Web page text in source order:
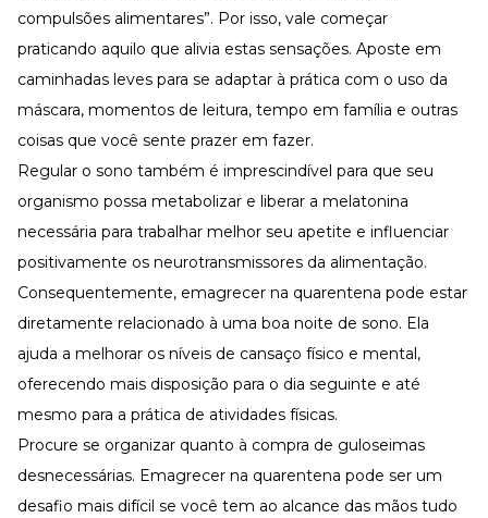
compulsões alimentares”. Por isso, vale começar
praticando aquilo que alivia estas sensações. Aposte em
caminhadas leves para se adaptar à prática com o uso da
máscara, momentos de leitura, tempo em família e outras
coisas que você sente prazer em fazer.
Regular o sono também é imprescindível para que seu
organismo possa metabolizar e liberar a melatonina
necessária para trabalhar melhor seu apetite e influenciar
positivamente os neurotransmissores da alimentação.
Consequentemente, emagrecer na quarentena pode estar
diretamente relacionado à uma boa noite de sono. Ela
ajuda a melhorar os níveis de cansaço físico e mental,
oferecendo mais disposição para o dia seguinte e até
mesmo para a prática de atividades físicas.
Procure se organizar quanto à compra de guloseimas
desnecessárias. Emagrecer na quarentena pode ser um
desafio mais difícil se você tem ao alcance das mãos tudo